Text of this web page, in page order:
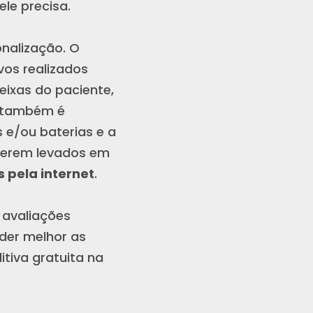
precisa.
O
realizados
do paciente,
é
e/ou baterias e a
levados em
pela internet.
melhor as
gratuita na